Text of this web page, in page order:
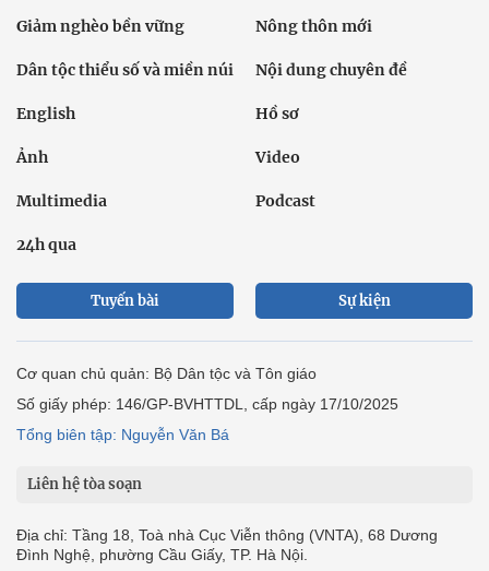
Giảm nghèo bền vững Nông thôn mới
Dân tộc thiểu số và miền núi Nội dung chuyên đề
English Hồ sơ
Ảnh Video
Multimedia Podcast
24h qua
Tuyến bài Sự kiện
Cơ quan chủ quản: Bộ Dân tộc và Tôn giáo
Số giấy phép: 146/GP-BVHTTDL, cấp ngày 17/10/2025
Tổng biên tập: Nguyễn Văn Bá
Liên hệ tòa soạn
Địa chỉ: Tầng 18, Toà nhà Cục Viễn thông (VNTA), 68 Dương
Đình Nghệ, phường Cầu Giấy, TP. Hà Nội.